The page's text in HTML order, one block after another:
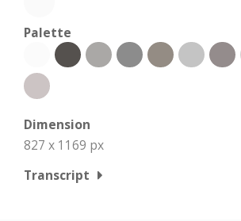
Palette
Dimension
827 x 1169 px
Transcript